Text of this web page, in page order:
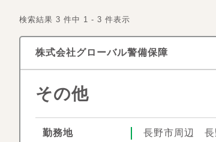
検索結果 3 件中 1 - 3 件表示
株式会社グローバル警備保障
その他
勤務地 長野市周辺 長